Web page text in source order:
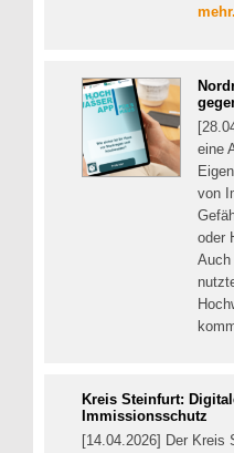
eine
von
oder
Auch
Kreis Steinfurt:
Immissionsschutz
[14.04.2026] Der Kreis